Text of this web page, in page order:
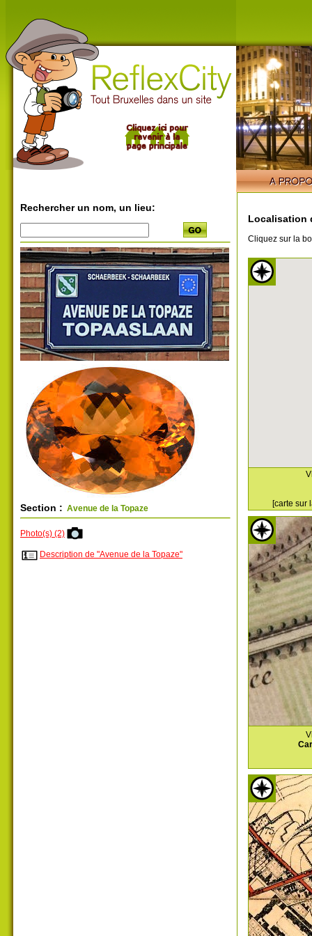
Rechercher un nom, un lieu:
Section : Avenue de la Topaze
Photo(s) (2)
Description de "Avenue de la Topaze"
Localisation
Cliquez sur la
[carte sur